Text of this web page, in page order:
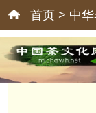
首页 > 中